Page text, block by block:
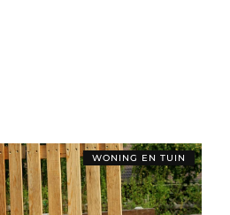
WONING EN TUIN